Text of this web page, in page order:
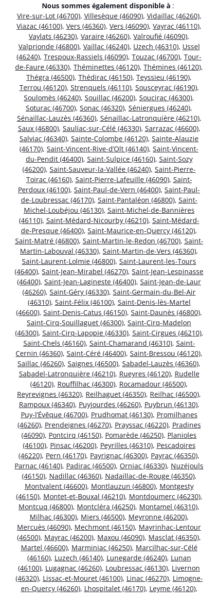
Nous sommes également disponible à :
Vire-sur-Lot (46700), Villesèque (46090), Vidaillac (46260),
Viazac (46100), Vers (46360), Vers (46090), Vayrac (46110),
Vaylats (46230), Varaire (46260), Valroufié (46090),
Valprionde (46800), Vaillac (46240), Uzech (46310), Ussel
(46240), Trespoux-Rassiels (46090), Touzac (46700), Tour-
de-Faure (46330), Théminettes (46120), Thémines (46120),
Thégra (46500), Thédirac (46150), Teyssieu (46190),
Terrou (46120), Strenquels (46110), Sousceyrac (46190),
Soulomès (46240), Souillac (46200), Soucirac (46300),
Soturac (46700), Sonac (46320), Séniergues (46240),
Sénaillac-Lauzès (46360), Sénaillac-Latronquière (46210),
Saux (46800), Sauliac-sur-Célé (46330), Sarrazac (46600),
Salviac (46340), Sainte-Colombe (46120), Sainte-Alauzie
(46170), Saint-Vincent-Rive-d’Olt (46140), Saint-Vincent-
du-Pendit (46400), Saint-Sulpice (46160), Saint-Sozy
(46200), Saint-Sauveur-la-Vallée (46240), Saint-Pierre-
Toirac (46160), Saint-Pierre-Lafeuille (46090), Saint-
Perdoux (46100), Saint-Paul-de-Vern (46400), Saint-Paul-
de-Loubressac (46170), Saint-Pantaléon (46800), Saint-
Michel-Loubéjou (46130), Saint-Michel-de-Bannières
(46110), Saint-Médard-Nicourby (46210), Saint-Médard-
de-Presque (46400), Saint-Maurice-en-Quercy (46120),
Saint-Matré (46800), Saint-Martin-le-Redon (46700), Saint-
Martin-Labouval (46330), Saint-Martin-de-Vers (46360),
Saint-Laurent-Lolmie (46800), Saint-Laurent-les-Tours
(46400), Saint-Jean-Mirabel (46270), Saint-Jean-Lespinasse
(46400), Saint-Jean-Lagineste (46400), Saint-Jean-de-Laur
(46260), Saint-Géry (46330), Saint-Germain-du-Bel-Air
(46310), Saint-Félix (46100), Saint-Denis-lès-Martel
(46600), Saint-Denis-Catus (46150), Saint-Daunès (46800),
Saint-Cirq-Souillaguet (46300), Saint-Cirq-Madelon
(46300), Saint-Cirq-Lapopie (46330), Saint-Cirgues (46210),
Saint-Chels (46160), Saint-Chamarand (46310), Saint-
Cernin (46360), Saint-Céré (46400), Saint-Bressou (46120),
Saillac (46260), Saignes (46500), Sabadel-Lauzès (46360),
Sabadel-Latronquière (46210), Rueyres (46120), Rudelle
(46120), Rouffilhac (46300), Rocamadour (46500),
Reyrevignes (46320), Reilhaguet (46350), Reilhac (46500),
Rampoux (46340), Puyjourdes (46260), Puybrun (46130),
Puy-l’Évêque (46700), Prudhomat (46130), Promilhanes
(46260), Prendeignes (46270), Prayssac (46220), Pradines
(46090), Pontcirq (46150), Pomarède (46250), Planioles
(46100), Pinsac (46200), Peyrilles (46310), Pescadoires
(46220), Pern (46170), Payrignac (46300), Payrac (46350),
Parnac (46140), Padirac (46500), Orniac (46330), Nuzéjouls
(46150), Nadillac (46360), Nadaillac-de-Rouge (46350),
Montvalent (46600), Montlauzun (46800), Montgesty
(46150), Montet-et-Bouxal (46210), Montdoumerc (46230),
Montcuq (46800), Montcléra (46250), Montamel (46310),
Milhac (46300), Miers (46500), Meyronne (46200),
Mercuès (46090), Mechmont (46150), Mayrinhac-Lentour
(46500), Mayrac (46200), Maxou (46090), Masclat (46350),
Martel (46600), Marminiac (46250), Marcilhac-sur-Célé
(46160), Luzech (46140), Lunegarde (46240), Lunan
(46100), Lugagnac (46260), Loubressac (46130), Livernon
(46320), Lissac-et-Mouret (46100), Linac (46270), Limogne-
en-Quercy (46260), Lhospitalet (46170), Leyme (46120),